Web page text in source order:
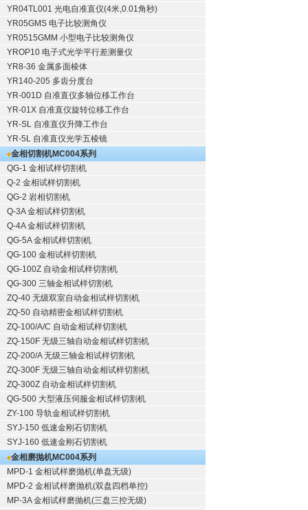
YR04TL001 光电自准直仪(4米,0.01角秒)
YR05GMS 电子比较测角仪
YR0515GMM 小型电子比较测角仪
YROP10 电子式光学平行差测量仪
YR8-36 金属多面棱体
YR140-205 多齿分度台
YR-001D 自准直仪多轴位移工作台
YR-01X 自准直仪旋转位移工作台
YR-SL 自准直仪升降工作台
YR-5L 自准直仪光学五棱镜
金相切割机MC004系列
QG-1 金相试样切割机
Q-2 金相试样切割机
QG-2 岩相切割机
Q-3A 金相试样切割机
Q-4A 金相试样切割机
QG-5A 金相试样切割机
QG-100 金相试样切割机
QG-100Z 自动金相试样切割机
QG-300 三轴金相试样切割机
ZQ-40 无级双室自动金相试样切割机
ZQ-50 自动精密金相试样切割机
ZQ-100/A/C 自动金相试样切割机
ZQ-150F 无级三轴自动金相试样切割机
ZQ-200/A 无级三轴金相试样切割机
ZQ-300F 无级三轴自动金相试样切割机
ZQ-300Z 自动金相试样切割机
QG-500 大型液压伺服金相试样切割机
ZY-100 导轨金相试样切割机
SYJ-150 低速金刚石切割机
SYJ-160 低速金刚石切割机
金相磨抛机MC004系列
MPD-1 金相试样磨抛机(单盘无级)
MPD-2 金相试样磨抛机(双盘四档单控)
MP-3A 金相试样磨抛机(三盘三控无级)